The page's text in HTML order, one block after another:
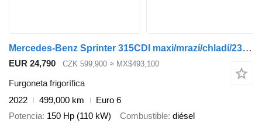
Mercedes-Benz Sprinter 315CDI maxi/mrazí/chladí/230V
EUR 24,790 CZK 599,900 ≈ MX$493,100
Furgoneta frigorífica
2022
499,000 km
Euro 6
Potencia 150 Hp (110 kW) Combustible diésel